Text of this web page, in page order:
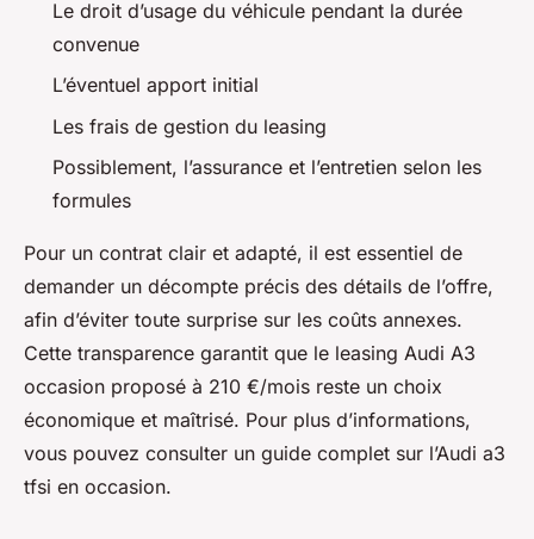
Le droit d’usage du véhicule pendant la durée
convenue
L’éventuel apport initial
Les frais de gestion du leasing
Possiblement, l’assurance et l’entretien selon les
formules
Pour un contrat clair et adapté, il est essentiel de
demander un décompte précis des détails de l’offre,
afin d’éviter toute surprise sur les coûts annexes.
Cette transparence garantit que le leasing Audi A3
occasion proposé à 210 €/mois reste un choix
économique et maîtrisé. Pour plus d’informations,
vous pouvez consulter un guide complet sur l’Audi a3
tfsi en occasion.